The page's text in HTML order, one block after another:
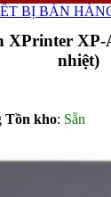
BỊ BÁN
XPrinter XP-
nhiệt)
Tồn kho: Sẵn